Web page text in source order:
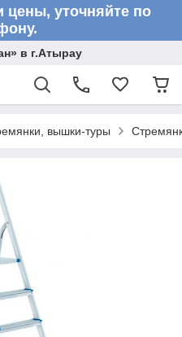
цены, уточняйте по
в г.Атырау
вышки-туры